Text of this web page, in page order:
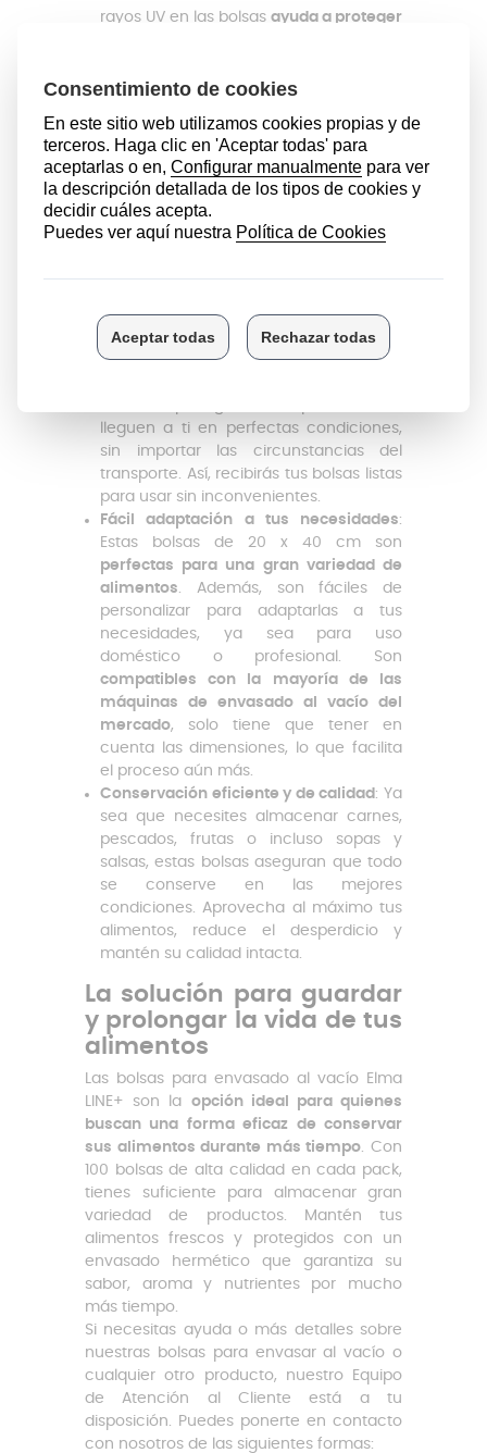
rayos UV en las bolsas ayuda a proteger
que los nutrientes y la frescura de tus
cuando estén en contacto con la luz
solar.
Libres de BPA – Seguridad total: Con las
bolsas Elma LINE+, puedes estar
tranquilo. Están fabricadas sin BPA, lo
que significa queno hay riesgo de que
envasado y almacenamiento de tus
productos.
Embalaje mejorado para una mayor
lleguen a ti en perfectas condiciones,
sin importar las circunstancias del
transporte. Así, recibirás tus bolsas listas
para usar sin inconvenientes.
Fácil adaptación a tus necesidades:
Estas bolsas de 20 x 40 cm son
perfectas para una gran variedad de
alimentos. Además, son fáciles de
personalizar para adaptarlas a tus
necesidades, ya sea para uso
doméstico o profesional. Son
compatibles con la mayoría de las
máquinas de envasado al vacío del
mercado, solo tiene que tener en
cuenta las dimensiones, lo que facilita
el proceso aún más.
Conservación eficiente y de calidad : Ya
sea que necesites almacenar carnes,
pescados, frutas o incluso sopas y
salsas, estas bolsas aseguran que todo
se conserve en las mejores
condiciones. Aprovecha al máximo tus
alimentos, reduce el desperdicio y
mantén su calidad intacta.
La solución para guardar
y prolongar la vida de tus
alimentos
Las bolsas para envasado al vacío Elma
LINE+ son la opción ideal para quienes
buscan una forma eficaz de conservar
sus alimentos durante más tiempo. Con
100 bolsas de alta calidad en cada pack,
tienes suficiente para almacenar gran
variedad de productos. Mantén tus
alimentos frescos y protegidos con un
envasado hermético que garantiza su
sabor, aroma y nutrientes por mucho
más tiempo.
Si necesitas ayuda o más detalles sobre
nuestras bolsas para envasar al vacío o
cualquier otro producto, nuestro Equipo
de Atención al Cliente está a tu
disposición. Puedes ponerte en contacto
con nosotros de las siguientes formas: